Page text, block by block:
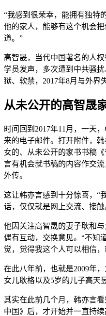
“我感到很荣幸，能拥有独特
他的家人，能够有这个机会
道。”
高智晟，当代中国著名的人
学员发声，多次遭到中共骚
狱、软禁，2017年8月与外界
从未公开的高智晟
时间回到2017年11月，一天
来的电子邮件。打开附件，
女的、从未公开的家书书稿
言有机会就书稿的内容作交
外传。
这让韩亦言感到十分惊喜，“
话，仅仅就是网上交流、接触
他因关注高智晟的妻子耿和
偶有互动，交换意见。“不知
觉，觉得我这个人可以相信，
在此八年前，也就是2009年
女儿耿格以及5岁的儿子高天
其实在此前几个月，韩亦言
中国》后，才开始并一直持